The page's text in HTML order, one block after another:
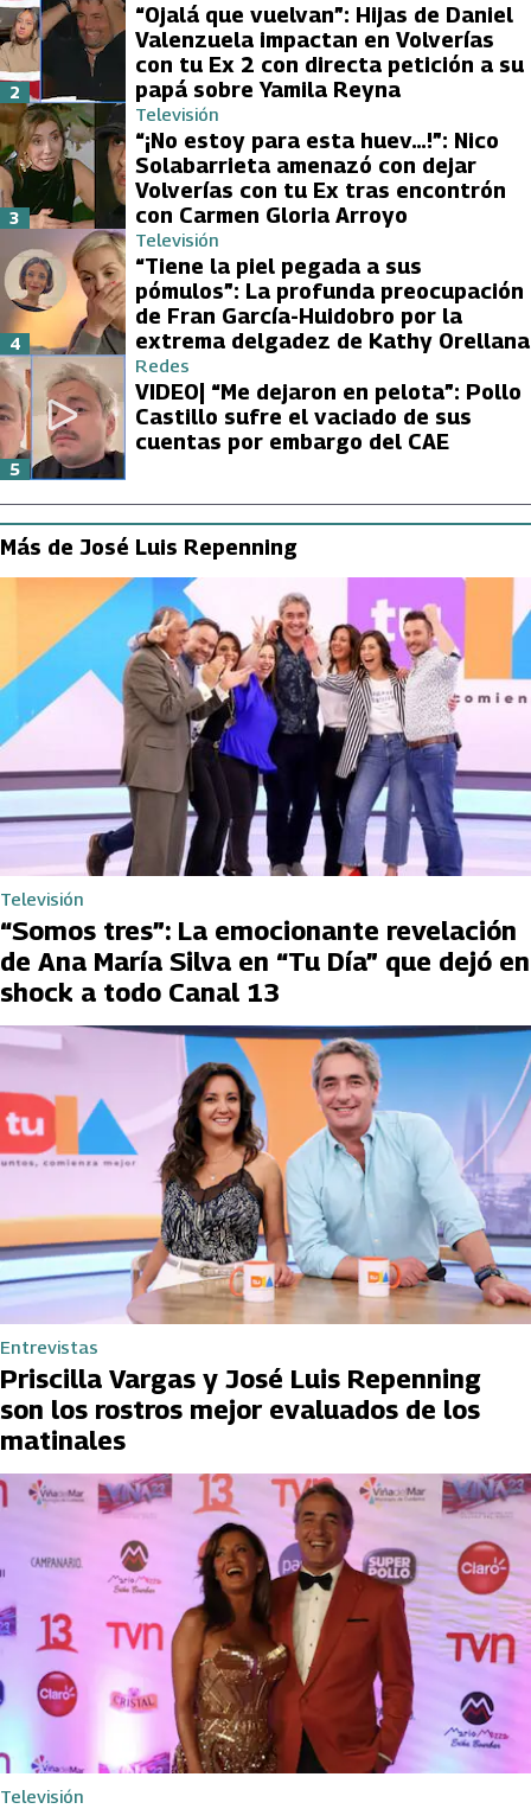
“Ojalá que vuelvan”: Hijas de Daniel
Valenzuela impactan en Volverías
con tu Ex 2 con directa petición a su
papá sobre Yamila Reyna
2
Televisión
“¡No estoy para esta huev…!”: Nico
Solabarrieta amenazó con dejar
Volverías con tu Ex tras encontrón
con Carmen Gloria Arroyo
3
Televisión
“Tiene la piel pegada a sus
pómulos”: La profunda preocupación
de Fran García-Huidobro por la
extrema delgadez de Kathy Orellana
4
Redes
VIDEO| “Me dejaron en pelota”: Pollo
Castillo sufre el vaciado de sus
cuentas por embargo del CAE
5
Más de José Luis Repenning
Televisión
“Somos tres”: La emocionante revelación
de Ana María Silva en “Tu Día” que dejó en
shock a todo Canal 13
Entrevistas
Priscilla Vargas y José Luis Repenning
son los rostros mejor evaluados de los
matinales
Televisión